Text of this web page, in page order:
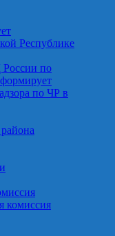
Республике
по
по ЧР в
комиссия